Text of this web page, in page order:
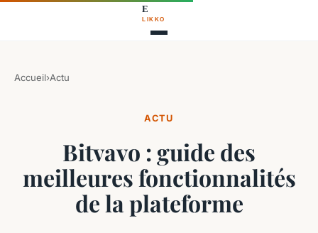
Accueil›Actu
ACTU
Bitvavo : guide des
meilleures fonctionnalités
de la plateforme